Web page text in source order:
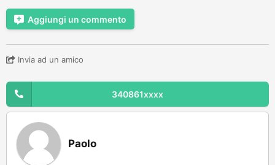
Aggiungi un commento
Invia ad un amico
340861xxxx
Paolo